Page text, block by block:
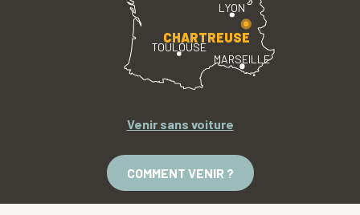
LYON
TOULOUSE
MARSEILLE
CHARTREUSE
Venir sans voiture
COMMENT VENIR ?